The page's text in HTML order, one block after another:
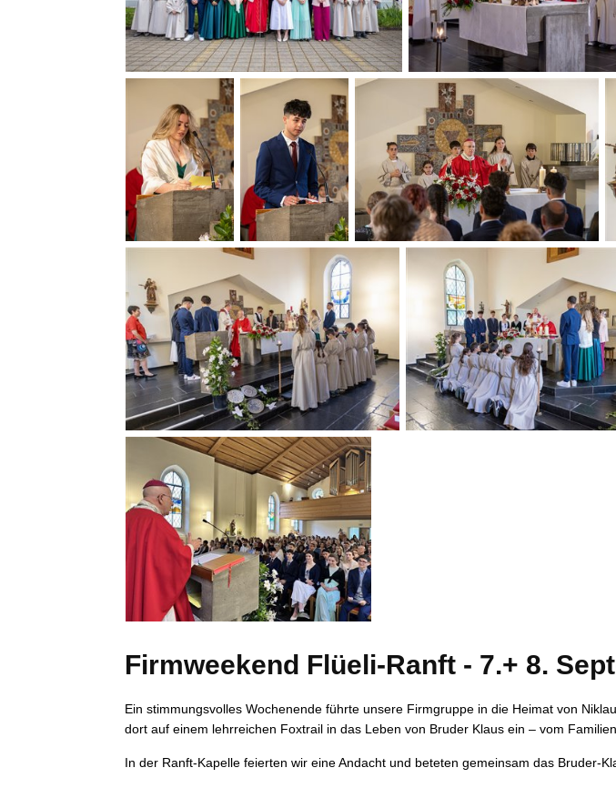
Firmweekend Flüeli-Ranft - 7.+ 8.
Ein stimmungsvolles Wochenende führte unsere Firmgruppe in die Heimat von
dort auf einem lehrreichen Foxtrail in das Leben von Bruder Klaus ein – vom
In der Ranft-Kapelle feierten wir eine Andacht und beteten gemeinsam das Bruder-